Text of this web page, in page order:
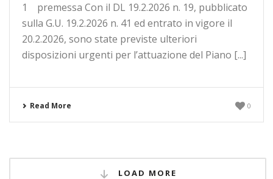
1 premessa Con il DL 19.2.2026 n. 19, pubblicato
sulla G.U. 19.2.2026 n. 41 ed entrato in vigore il
20.2.2026, sono state previste ulteriori
disposizioni urgenti per l’attuazione del Piano [...]
Read More 0
LOAD MORE